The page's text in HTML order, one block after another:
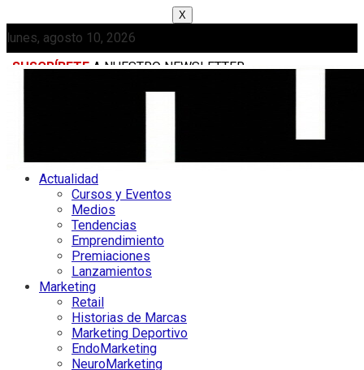
X
lunes, agosto 10, 2026
SUSCRÍBETE A NUESTRO NEWSLETTER
Actualidad
Cursos y Eventos
Medios
Tendencias
Emprendimiento
Premiaciones
Lanzamientos
Marketing
Retail
Historias de Marcas
Marketing Deportivo
EndoMarketing
NeuroMarketing